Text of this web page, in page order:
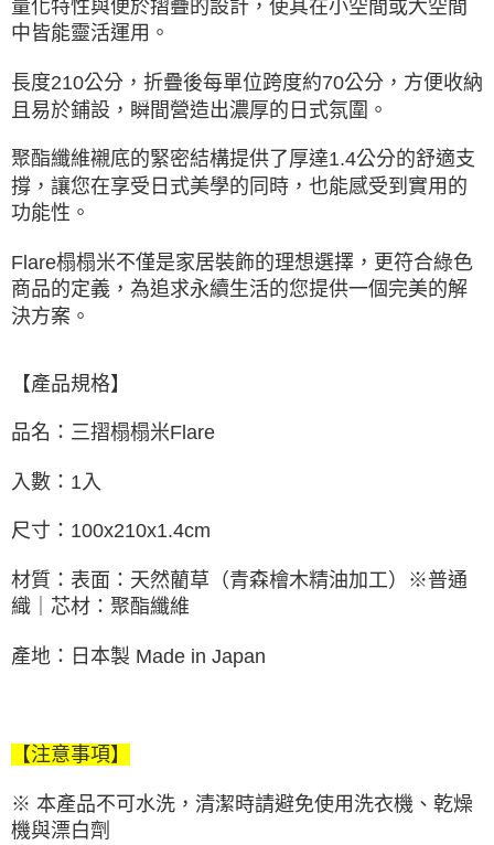
量化特性與便於摺疊的設計，使其在小空間或大空間
中皆能靈活運用。
長度210公分，折疊後每單位跨度約70公分，方便收納
且易於鋪設，瞬間營造出濃厚的日式氛圍。
聚酯纖維襯底的緊密結構提供了厚達1.4公分的舒適支
撐，讓您在享受日式美學的同時，也能感受到實用的
功能性。
Flare榻榻米不僅是家居裝飾的理想選擇，更符合綠色
商品的定義，為追求永續生活的您提供一個完美的解
決方案。
【產品規格】
品名：三摺榻榻米Flare
入數：1入
尺寸：100x210x1.4cm
材質：表面：天然藺草（青森檜木精油加工）※普通
織｜芯材：聚酯纖維
產地：日本製 Made in Japan
【注意事項】
※ 本產品不可水洗，清潔時請避免使用洗衣機、乾燥
機與漂白劑